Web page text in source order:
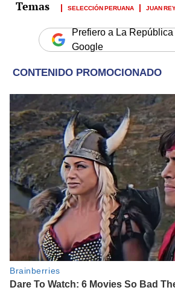
SELECCIÓN PERUANA JUAN
Prefiero a La República
Google